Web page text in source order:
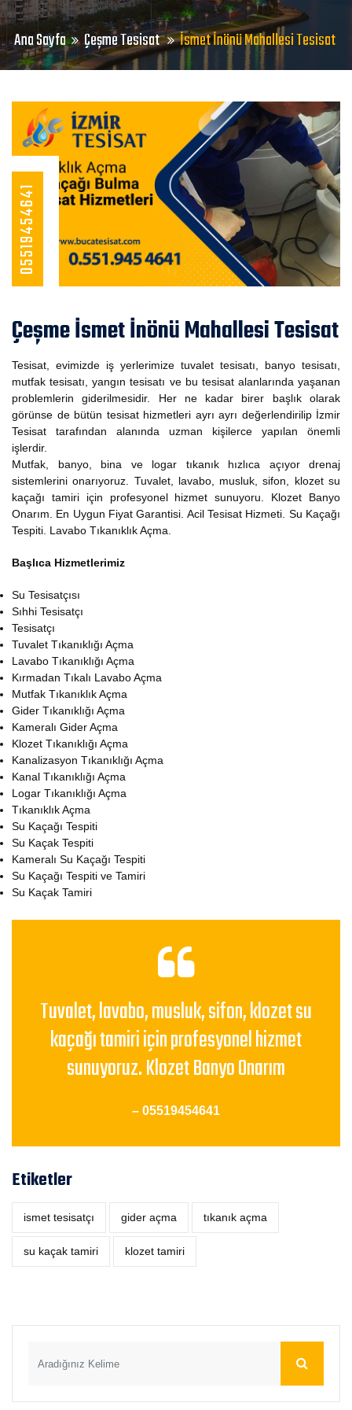
Ana Sayfa Çeşme Tesisat İsmet İnönü Mahallesi Tesisat
05519454641
Çeşme İsmet İnönü Mahallesi Tesisat
Tesisat, evimizde iş yerlerimize tuvalet tesisatı, banyo tesisatı,
mutfak tesisatı, yangın tesisatı ve bu tesisat alanlarında yaşanan
problemlerin giderilmesidir. Her ne kadar birer başlık olarak
görünse de bütün tesisat hizmetleri ayrı ayrı değerlendirilip İzmir
Tesisat tarafından alanında uzman kişilerce yapılan önemli
işlerdir.
Mutfak, banyo, bina ve logar tıkanık hızlıca açıyor drenaj
sistemlerini onarıyoruz. Tuvalet, lavabo, musluk, sifon, klozet su
kaçağı tamiri için profesyonel hizmet sunuyoru. Klozet Banyo
Onarım. En Uygun Fiyat Garantisi. Acil Tesisat Hizmeti. Su Kaçağı
Tespiti. Lavabo Tıkanıklık Açma.
Başlıca Hizmetlerimiz
Su Tesisatçısı
Sıhhi Tesisatçı
Tesisatçı
Tuvalet Tıkanıklığı Açma
Lavabo Tıkanıklığı Açma
Kırmadan Tıkalı Lavabo Açma
Mutfak Tıkanıklık Açma
Gider Tıkanıklığı Açma
Kameralı Gider Açma
Klozet Tıkanıklığı Açma
Kanalizasyon Tıkanıklığı Açma
Kanal Tıkanıklığı Açma
Logar Tıkanıklığı Açma
Tıkanıklık Açma
Su Kaçağı Tespiti
Su Kaçak Tespiti
Kameralı Su Kaçağı Tespiti
Su Kaçağı Tespiti ve Tamiri
Su Kaçak Tamiri
Tuvalet, lavabo, musluk, sifon, klozet su
kaçağı tamiri için profesyonel hizmet
sunuyoruz. Klozet Banyo Onarım
– 05519454641
Etiketler
ismet tesisatçı ‎gider açma tıkanık açma
su kaçak tamiri klozet tamiri